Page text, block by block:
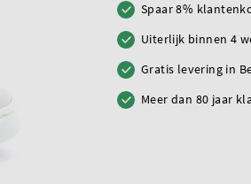
Spaar 8%
Uiterlijk binnen 4
Gratis levering in
Meer dan 80 jaar